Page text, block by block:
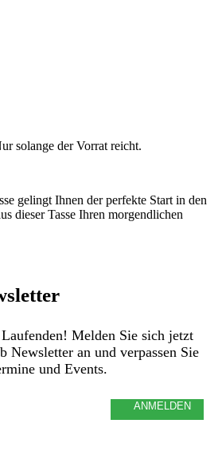
solange der Vorrat reicht.
gelingt Ihnen der perfekte Start in den
dieser Tasse Ihren morgendlichen
Melden Sie sich jetzt
Newsletter an und verpassen Sie
und Events.